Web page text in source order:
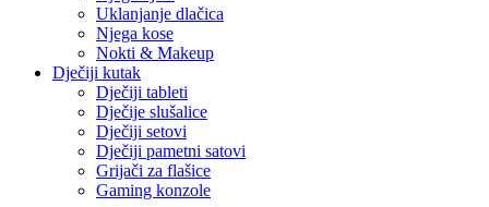
Uklanjanje dlačica
Njega kose
Nokti & Makeup
Dječiji kutak
Dječiji tableti
Dječije slušalice
Dječiji setovi
Dječiji pametni satovi
Grijači za flašice
Gaming konzole